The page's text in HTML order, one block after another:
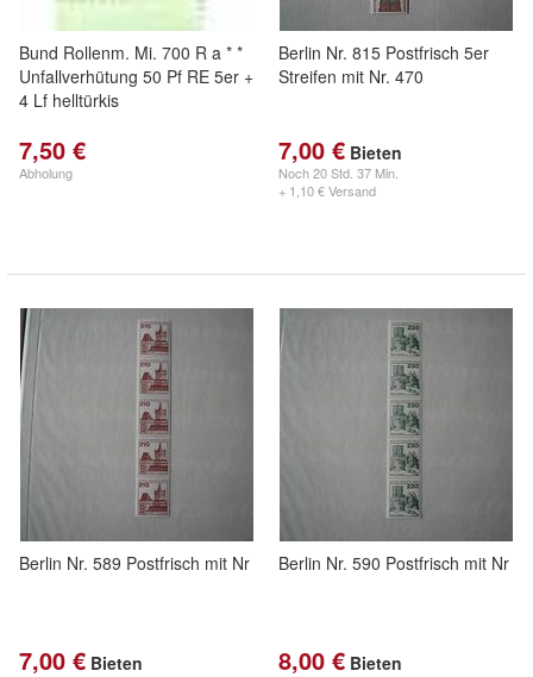
Bund Rollenm. Mi. 700 R a * *
Unfallverhütung 50 Pf RE 5er +
4 Lf helltürkis
7,50 €
Abholung
Berlin Nr. 815 Postfrisch 5er
Streifen mit Nr. 470
7,00 € Bieten
Noch20 Std. 37 Min.
+ 1,10 € Versand
Berlin Nr. 589 Postfrisch mit Nr
7,00 € Bieten
Berlin Nr. 590 Postfrisch mit Nr
8,00 € Bieten